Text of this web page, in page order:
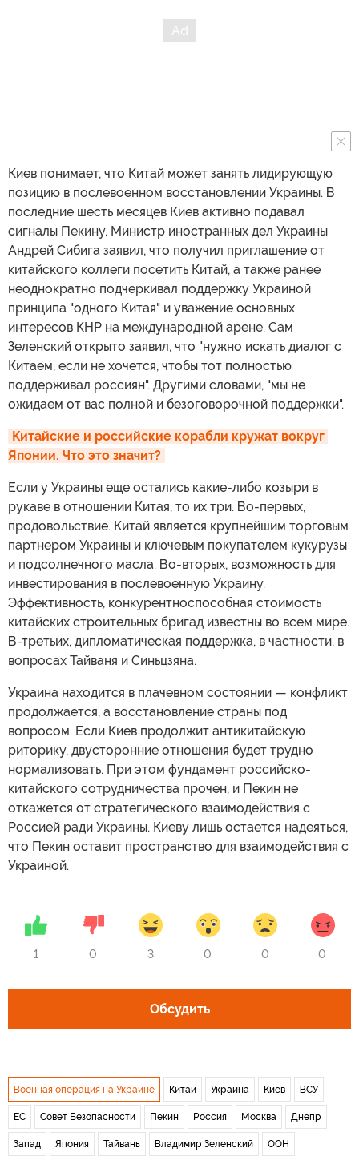
Киев понимает, что Китай может занять лидирующую
позицию в послевоенном восстановлении Украины. В
последние шесть месяцев Киев активно подавал
сигналы Пекину. Министр иностранных дел Украины
Андрей Сибига заявил, что получил приглашение от
китайского коллеги посетить Китай, а также ранее
неоднократно подчеркивал поддержку Украиной
принципа "одного Китая" и уважение основных
интересов КНР на международной арене. Сам
Зеленский открыто заявил, что "нужно искать диалог с
Китаем, если не хочется, чтобы тот полностью
поддерживал россиян". Другими словами, "мы не
ожидаем от вас полной и безоговорочной поддержки".
Китайские и российские корабли кружат вокруг
Японии. Что это значит?
Если у Украины еще остались какие-либо козыри в
рукаве в отношении Китая, то их три. Во-первых,
продовольствие. Китай является крупнейшим торговым
партнером Украины и ключевым покупателем кукурузы
и подсолнечного масла. Во-вторых, возможность для
инвестирования в послевоенную Украину.
Эффективность, конкурентноспособная стоимость
китайских строительных бригад известны во всем мире.
В-третьих, дипломатическая поддержка, в частности, в
вопросах Тайваня и Синьцзяна.
Украина находится в плачевном состоянии — конфликт
продолжается, а восстановление страны под
вопросом. Если Киев продолжит антикитайскую
риторику, двусторонние отношения будет трудно
нормализовать. При этом фундамент российско-
китайского сотрудничества прочен, и Пекин не
откажется от стратегического взаимодействия с
Россией ради Украины. Киеву лишь остается надеяться,
что Пекин оставит пространство для взаимодействия с
Украиной.
1 0 3 0 0 0
Обсудить
Военная операция на Украине Китай Украина Киев ВСУ
ЕС Совет Безопасности Пекин Россия Москва Днепр
Запад Япония Тайвань Владимир Зеленский ООН